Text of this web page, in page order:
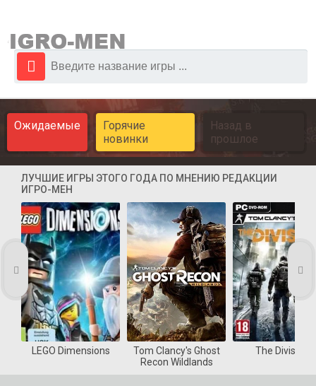
Ожидаемые
Горячие
новинки
Назад в
прошлое
ЛУЧШИЕ ИГРЫ ЭТОГО ГОДА ПО МНЕНИЮ РЕДАКЦИИ
ИГРО-МЕН
LEGO Dimensions
Tom Clancy's Ghost
Recon Wildlands
The Division